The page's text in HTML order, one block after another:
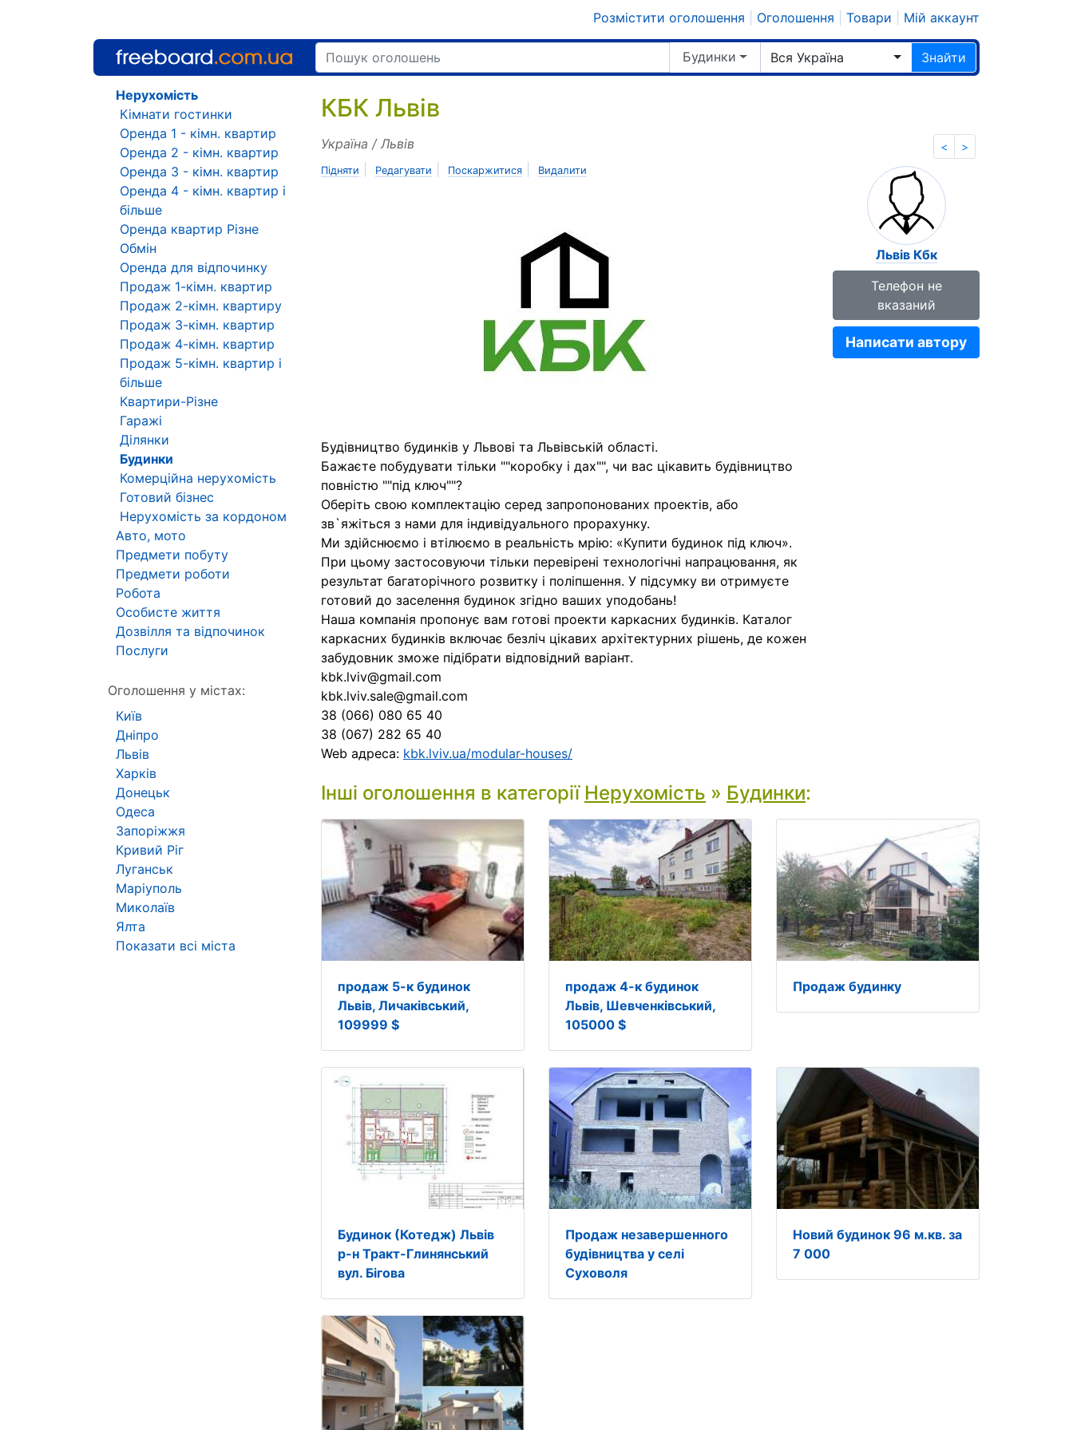
Розмістити оголошення Оголошення Товари Мій аккаунт
Будинки Вся Україна Знайти
КБК Львів
< >
Україна / Львів
Підняти Редагувати Поскаржитися Видалити
Будівництво будинків у Львові та Львівській області.
Бажаєте побудувати тільки ""коробку і дах"", чи вас цікавить будівництво
повністю ""під ключ""?
Оберіть свою комплектацію серед запропонованих проектів, або
зв`яжіться з нами для індивідуального прорахунку.
Ми здійснюємо і втілюємо в реальність мрію: «Купити будинок під ключ».
При цьому застосовуючи тільки перевірені технологічні напрацювання, як
результат багаторічного розвитку і поліпшення. У підсумку ви отримуєте
готовий до заселення будинок згідно ваших уподобань!
Наша компанія пропонує вам готові проекти каркасних будинків. Каталог
каркасних будинків включає безліч цікавих архітектурних рішень, де кожен
забудовник зможе підібрати відповідний варіант.
kbk.lviv@gmail.com
kbk.lviv.sale@gmail.com
38 (066) 080 65 40
38 (067) 282 65 40
Web адреса: kbk.lviv.ua/modular-houses/
Львів Кбк
Телефон не
вказаний
Написати автору
Інші оголошення в категорії Нерухомість » Будинки:
продаж 5-к будинок
Львів, Личаківський,
109999 $
продаж 4-к будинок
Львів, Шевченківський,
105000 $
Продаж будинку
Будинок (Котедж) Львів
р-н Тракт-Глинянський
вул. Бігова
Продаж незавершенного
будівництва у селі
Суховоля
Новий будинок 96 м.кв. за
7 000
Нерухомість
Кімнати гостинки
Оренда 1 - кімн. квартир
Оренда 2 - кімн. квартир
Оренда 3 - кімн. квартир
Оренда 4 - кімн. квартир і
більше
Оренда квартир Різне
Обмін
Оренда для відпочинку
Продаж 1-кімн. квартир
Продаж 2-кімн. квартиру
Продаж 3-кімн. квартир
Продаж 4-кімн. квартир
Продаж 5-кімн. квартир і
більше
Квартири-Різне
Гаражі
Ділянки
Будинки
Комерційна нерухомість
Готовий бізнес
Нерухомість за кордоном
Авто, мото
Предмети побуту
Предмети роботи
Робота
Особисте життя
Дозвілля та відпочинок
Послуги
Оголошення у містах:
Київ
Дніпро
Львів
Харків
Донецьк
Одеса
Запоріжжя
Кривий Ріг
Луганськ
Маріуполь
Миколаїв
Ялта
Показати всі міста